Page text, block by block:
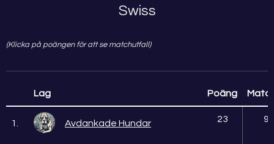
Swiss
(Klicka på poängen för att se matchutfall)
Lag Poäng
1. Avdankade Hundar 23 9